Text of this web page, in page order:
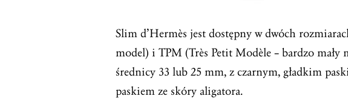
Slim d’Hermès jest dostępny w dwóch
model) i TPM (Très Petit Modèle – bardzo mały
średnicy 33 lub 25 mm, z czarnym, gładkim
paskiem ze skóry aligatora.